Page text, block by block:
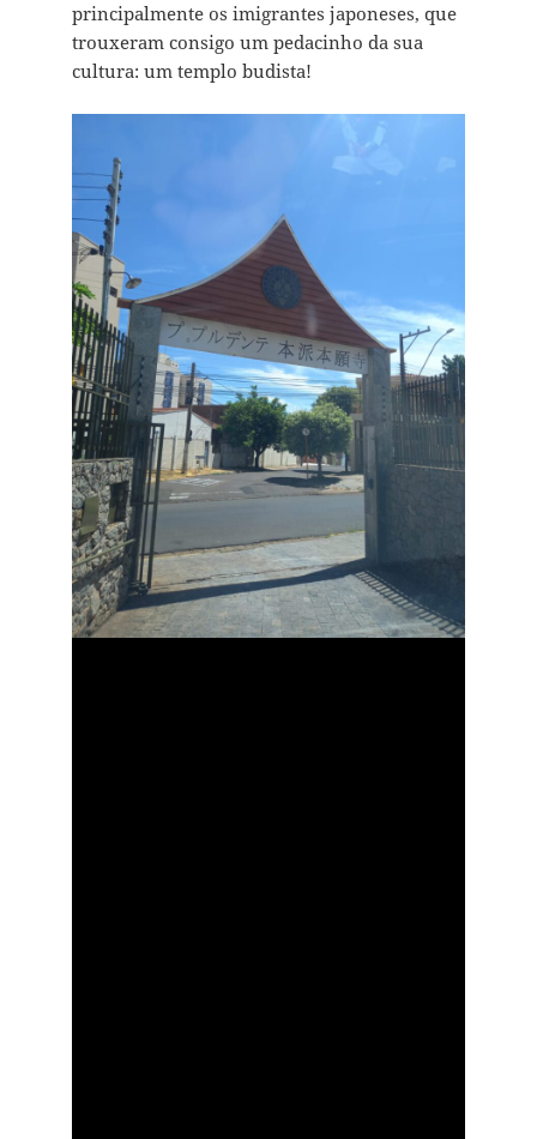
principalmente os imigrantes japoneses, que
trouxeram consigo um pedacinho da sua
cultura: um templo budista!